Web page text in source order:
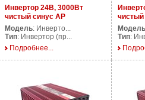
Инвертор 24В, 3000Вт
чистый синус AP
PS3000/24V
Модель: Инверто...
Тип: Инвертор (пр...
Подробнее...
чистый
Модель
Тип: